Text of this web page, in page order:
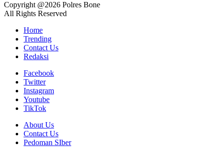
Copyright @2026 Polres Bone
All Rights Reserved
Home
Trending
Contact Us
Redaksi
Facebook
Twitter
Instagram
Youtube
TikTok
About Us
Contact Us
Pedoman SIber